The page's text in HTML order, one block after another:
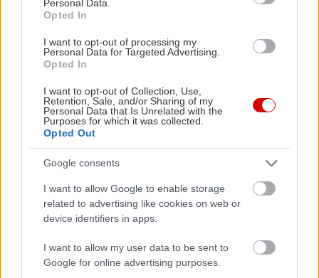
Personal Data.
Opted In
I want to opt-out of processing my
Personal Data for Targeted Advertising.
Opted In
I want to opt-out of Collection, Use,
Retention, Sale, and/or Sharing of my
Personal Data that Is Unrelated with the
Purposes for which it was collected.
Opted Out
Google consents
I want to allow Google to enable storage
related to advertising like cookies on web or
device identifiers in apps.
I want to allow my user data to be sent to
Google for online advertising purposes.